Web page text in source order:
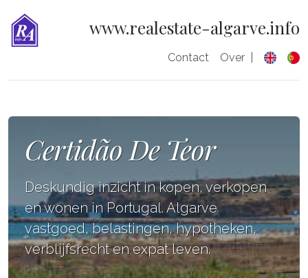
www.realestate-algarve.info
Contact Over
Certidão De Teor
Deskundig inzicht in kopen, verkopen
en wonen in Portugal. Algarve
vastgoed, belastingen, hypotheken,
verblijfsrecht en expat leven.